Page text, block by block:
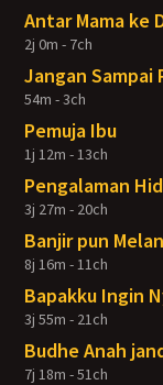
Antar Mama ke
2j 0m - 7ch
Jangan Sampai
54m - 3ch
Pemuja Ibu
1j 12m - 13ch
Pengalaman
3j 27m - 20ch
Banjir pun
8j 16m - 11ch
Bapakku Ingin
3j 55m - 21ch
Budhe Anah
7j 18m - 51ch